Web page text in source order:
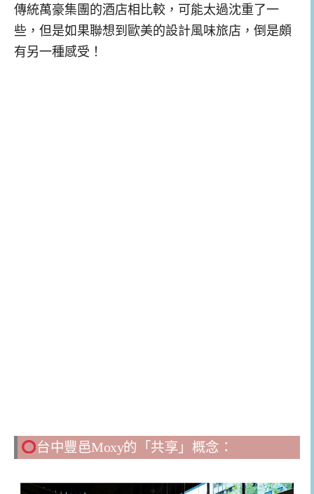
傳統萬豪集團的酒店相比較，可能太過沈重了一
些，但是如果聯想到歐美的設計風味旅店，倒是頗
有另一種感受！
台中豐邑Moxy的「共享」概念：